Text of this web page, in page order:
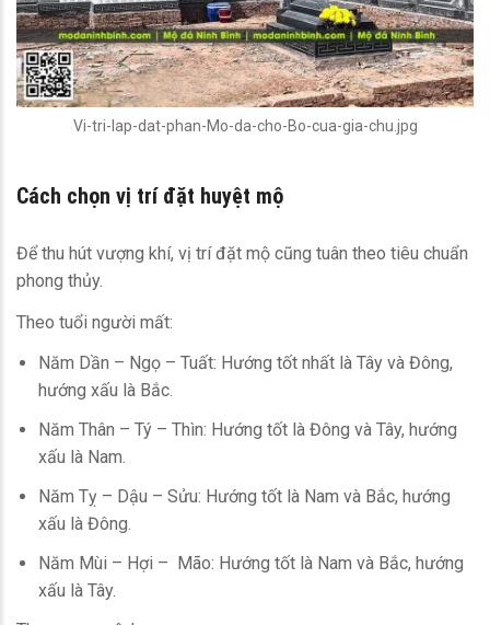
Vi-tri-lap-dat-phan-Mo-da-cho-Bo-cua-gia-chu.jpg
Cách chọn vị trí đặt huyệt mộ
Để thu hút vượng khí, vị trí đặt mộ cũng tuân theo tiêu chuẩn
phong thủy.
Theo tuổi người mất:
Năm Dần – Ngọ – Tuất: Hướng tốt nhất là Tây và Đông,
hướng xấu là Bắc.
Năm Thân – Tý – Thìn: Hướng tốt là Đông và Tây, hướng
xấu là Nam.
Năm Tỵ – Dậu – Sửu: Hướng tốt là Nam và Bắc, hướng
xấu là Đông.
Năm Mùi – Hợi – Mão: Hướng tốt là Nam và Bắc, hướng
xấu là Tây.